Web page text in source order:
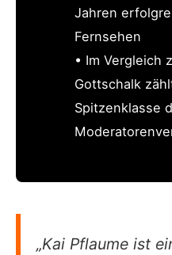
Jahren
Fernsehen
• Im Vergleich
Gottschalk
Spitzenklasse
„Kai Pflaume ist